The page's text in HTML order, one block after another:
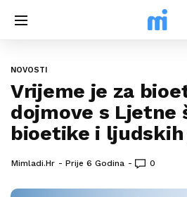
NOVOSTI
Vrijeme je za
dojmove s Ljetne
bioetike i ljudskih
Mimladi.hr Prije 6 Godina 0